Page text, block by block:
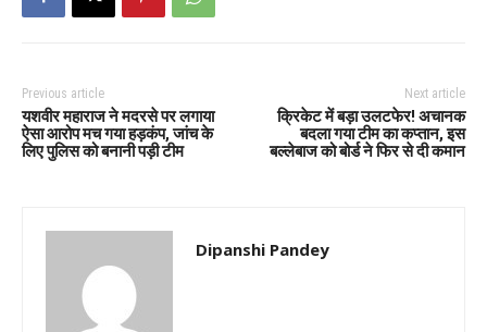
Previous article
यशवीर महाराज ने मदरसे पर लगाया
ऐसा आरोप मच गया हड़कंप, जांच के
लिए पुलिस को बनानी पड़ी टीम
Next article
क्रिकेट में बड़ा उलटफेर! अचानक
बदला गया टीम का कप्तान, इस
बल्लेबाज को बोर्ड ने फिर से दी कमान
Dipanshi Pandey